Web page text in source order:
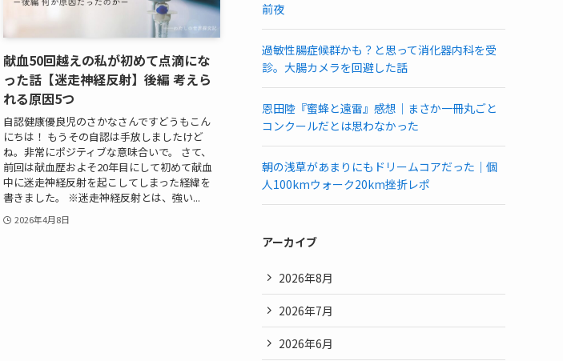
献血50回越えの私が初めて点滴にな
った話【迷走神経反射】後編 考えら
れる原因5つ
自認健康優良児のさかなさんですどうもこん
にちは！ もうその自認は手放しましたけど
ね。非常にポジティブな意味合いで。 さて、
前回は献血歴およそ20年目にして初めて献血
中に迷走神経反射を起こしてしまった経緯を
書きました。 ※迷走神経反射とは、強い...
2026年4月8日
前夜
過敏性腸症候群かも？と思って消化器内科を受
診。大腸カメラを回避した話
恩田陸『蜜蜂と遠雷』感想｜まさか一冊丸ごと
コンクールだとは思わなかった
朝の浅草があまりにもドリームコアだった｜個
人100kmウォーク20km挫折レポ
アーカイブ
2026年8月
2026年7月
2026年6月